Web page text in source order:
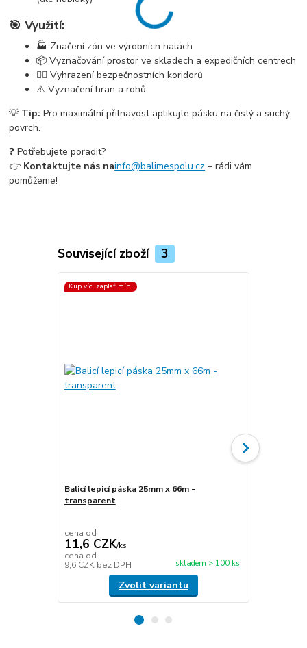
🎯 Využití:
🏭 Značení zón ve výrobních halách
📦 Vyznačování prostor ve skladech a expedičních centrech
🚶‍♂️ Vyhrazení bezpečnostních koridorů
⚠️ Vyznačení hran a rohů
💡 Tip: Pro maximální přilnavost aplikujte pásku na čistý a suchý
povrch.
❓ Potřebujete poradit?
👉 Kontaktujte nás nainfo@balimespolu.cz – rádi vám
pomůžeme!
Související zboží 3
Kup víc, zaplať mín!
Balicí lepicí páska 25mm x 66m -
transparent
cena od
11,6 CZK/ks
cena od
9,6 CZK bez DPH skladem > 100 ks
Zvolit variantu